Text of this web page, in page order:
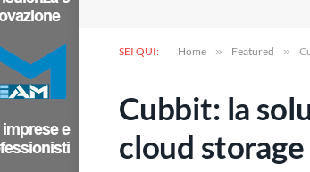
SEI QUI: Home » Featured »
Cubbit: la
cloud